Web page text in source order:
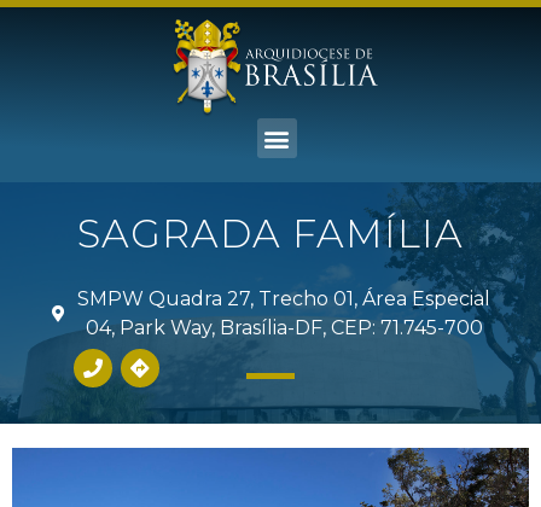
SAGRADA FAMÍLIA
SMPW Quadra 27, Trecho 01, Área Especial
04, Park Way, Brasília-DF, CEP: 71.745-700